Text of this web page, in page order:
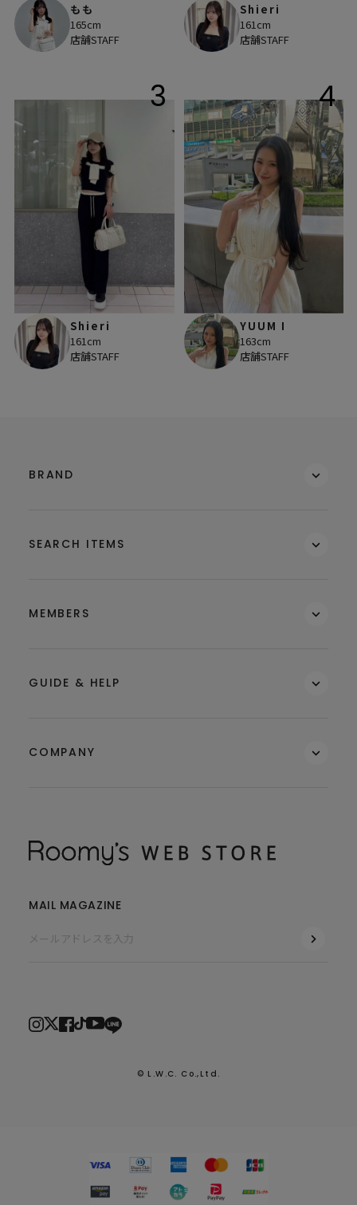
もも
165cm
店舗STAFF
Shieri
161cm
店舗STAFF
3
Shieri
161cm
店舗STAFF
4
YUUM I
163cm
店舗STAFF
BRAND
SEARCH ITEMS
MEMBERS
GUIDE & HELP
COMPANY
MAIL MAGAZINE
© L.W.C. Co.,Ltd.